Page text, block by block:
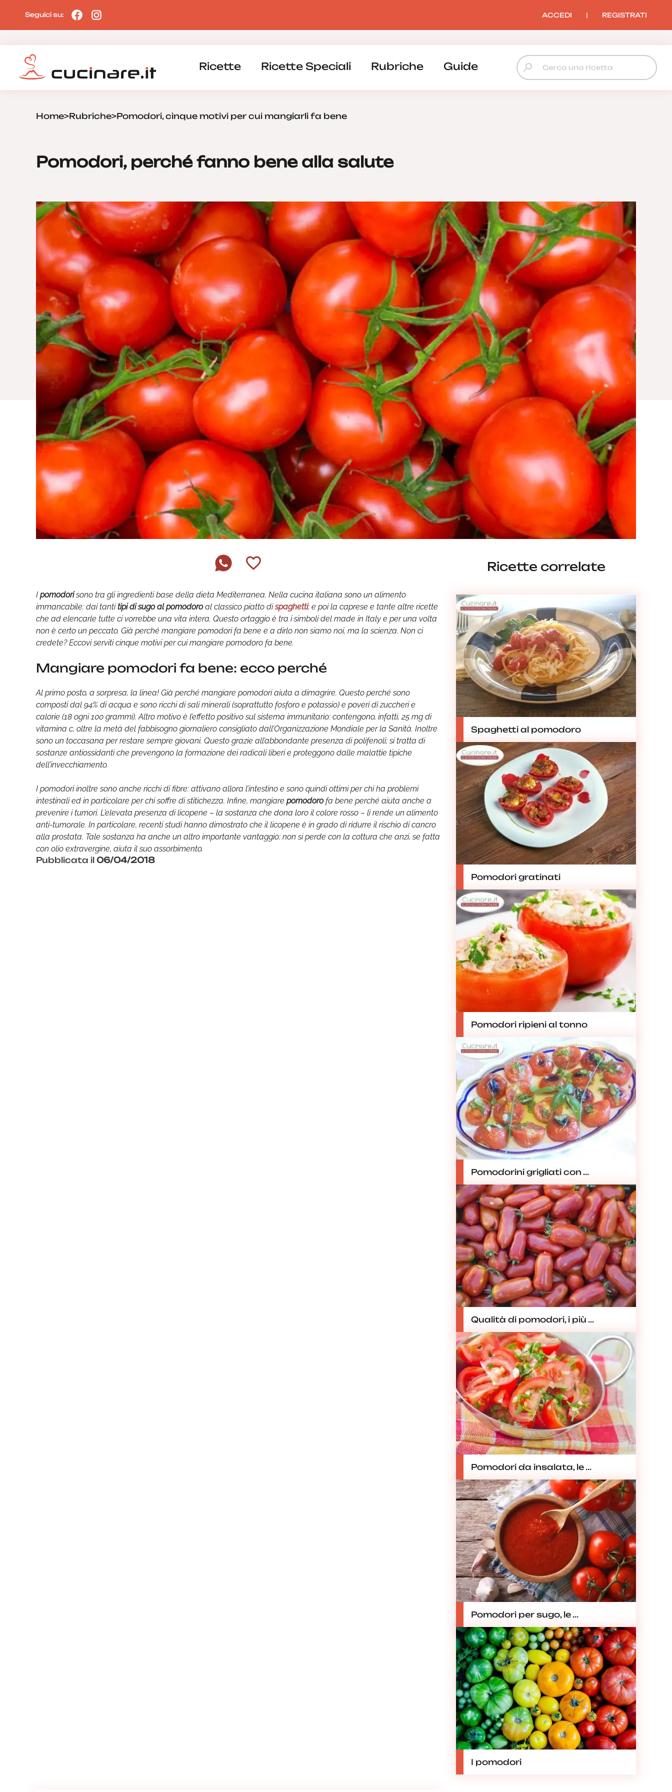
Seguici su: ACCEDI | REGISTRATI
Ricette Ricette Speciali Rubriche Guide
Home>Rubriche>Pomodori, cinque motivi per cui mangiarli fa bene
Pomodori, perché fanno bene alla salute
I pomodorisono tra gli ingredienti base della dieta Mediterranea. Nella cucina italiana sono un alimento
immancabile: dai tantitipi di sugo al pomodoroal classico piatto dispaghetti; e poi la caprese e tante altre ricette
che ad elencarle tutte ci vorrebbe una vita intera. Questo ortaggio è tra i simboli del made in Italy e per una volta
non è certo un peccato. Già perché mangiare pomodori fa bene e a dirlo non siamo noi, ma la scienza. Non ci
credete? Eccovi serviti cinque motivi per cui mangiare pomodoro fa bene.
Mangiare pomodori fa bene: ecco perché
Al primo posto, a sorpresa, la linea! Già perché mangiare pomodori aiuta a dimagrire. Questo perché sono
composti dal 94% di acqua e sono ricchi di sali minerali (soprattutto fosforo e potassio) e poveri di zuccheri e
calorie (18 ogni 100 grammi). Altro motivo è l’effetto positivo sul sistema immunitario: contengono, infatti, 25 mg di
vitamina c, oltre la metà del fabbisogno giornaliero consigliato dall’Organizzazione Mondiale per la Sanità. Inoltre
sono un toccasana per restare sempre giovani. Questo grazie all’abbondante presenza di polifenoli; si tratta di
sostanze antiossidanti che prevengono la formazione dei radicali liberi e proteggono dalle malattie tipiche
dell’invecchiamento.
I pomodori inoltre sono anche ricchi di fibre: attivano allora l’intestino e sono quindi ottimi per chi ha problemi
intestinali ed in particolare per chi soffre di stitichezza. Infine, mangiare pomodorofa bene perché aiuta anche a
prevenire i tumori. L’elevata presenza di licopene – la sostanza che dona loro il colore rosso – li rende un alimento
anti-tumorale. In particolare, recenti studi hanno dimostrato che il licopene è in grado di ridurre il rischio di cancro
alla prostata. Tale sostanza ha anche un altro importante vantaggio: non si perde con la cottura che anzi, se fatta
con olio extravergine, aiuta il suo assorbimento.
Pubblicata il 06/04/2018
Ricette correlate
Spaghetti al pomodoro
Pomodori gratinati
Pomodori ripieni al tonno
Pomodorini grigliati con ...
Qualità di pomodori, i più ...
Pomodori da insalata, le ...
Pomodori per sugo, le ...
I pomodori